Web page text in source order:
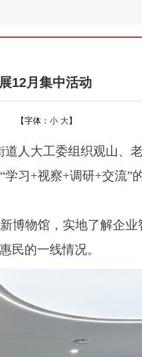
12月集中活动
【字体： 小 大】
人大工委组织观山、
习+视察+调研+交流”
博物馆，实地了解企
民的一线情况。